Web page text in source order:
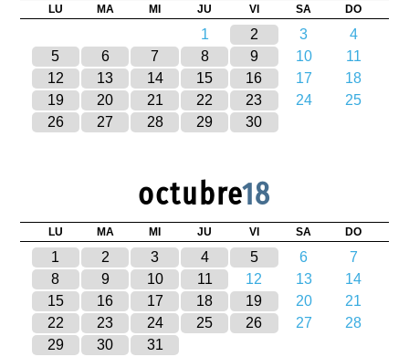
LU MA MI JU VI SA DO
1 2 3
4
5
6 7 8 9 10
11
12
13 14 15 16 17
18
19
20 21 22 23 24
25
26
27 28 29 30
octubre18
LU MA MI JU VI SA DO
1 2 3 4 5 6
7
8
9 10 11 12 13
14
15
16 17 18 19 20
21
22
23 24 25 26 27
28
29
30 31